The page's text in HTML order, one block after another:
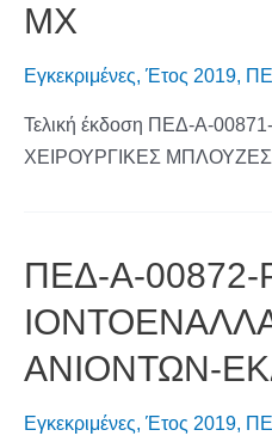
ΜΧ
Εγκεκριμένες, Έτος 2019,
Τελική έκδοση ΠΕΔ-Α-
ΧΕΙΡΟΥΡΓΙΚΕΣ
ΠΕΔ-Α-00872-
ΑΝΙΟΝΤΩΝ-
Εγκεκριμένες, Έτος 2019,